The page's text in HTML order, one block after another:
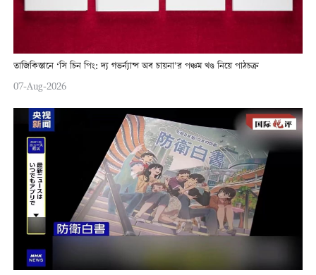
তাজিকিস্তানে ‘সি চিন পিং: দ্য গভর্ন্যান্স অব চায়না’র পঞ্চম খণ্ড নিয়ে পাঠচক্র
07-Aug-2026